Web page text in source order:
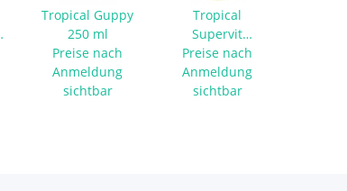
Tropical Guppy
250 ml
Preise nach
Anmeldung
sichtbar
Tropical
Supervit
Flockenfutter
250 ml
Preise nach
Anmeldung
sichtbar